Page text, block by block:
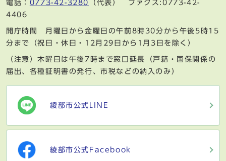
電話： 0773-42-3280
（代表） ファクス:0773-42-
4406
開庁時間 月曜日から金曜日の午前8時30分から午後5時15
分まで（祝日・休日・12月29日から1月3日を除く）
（注意）木曜日は午後7時まで窓口延長（戸籍・国保関係の
届出、各種証明書の発行、市税などの納入のみ）
綾部市公式LINE
綾部市公式Facebook